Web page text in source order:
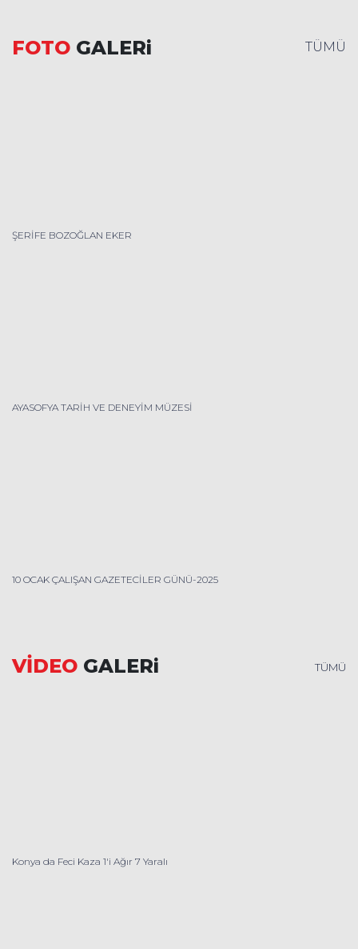
FOTO GALERi TÜMÜ
ŞERİFE BOZOĞLAN EKER
AYASOFYA TARİH VE DENEYİM MÜZESİ
10 OCAK ÇALIŞAN GAZETECİLER GÜNÜ-2025
VİDEO GALERi TÜMÜ
Konya da Feci Kaza 1'i Ağır 7 Yaralı